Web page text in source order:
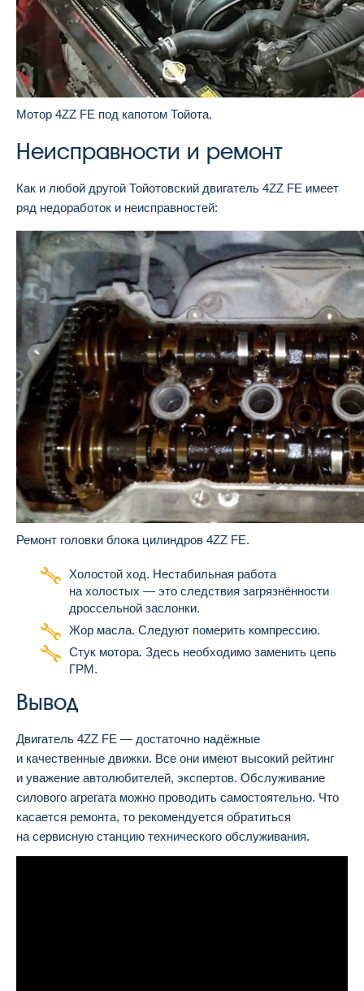
Мотор 4ZZ FE под капотом Тойота.
Неисправности и ремонт
Как и любой другой Тойотовский двигатель 4ZZ FE имеет
ряд недоработок и неисправностей:
Ремонт головки блока цилиндров 4ZZ FE.
Холостой ход. Нестабильная работа
на холостых — это следствия загрязнённости
дроссельной заслонки.
Жор масла. Следуют померить компрессию.
Стук мотора. Здесь необходимо заменить цепь
ГРМ.
Вывод
Двигатель 4ZZ FE — достаточно надёжные
и качественные движки. Все они имеют высокий рейтинг
и уважение автолюбителей, экспертов. Обслуживание
силового агрегата можно проводить самостоятельно. Что
касается ремонта, то рекомендуется обратиться
на сервисную станцию технического обслуживания.